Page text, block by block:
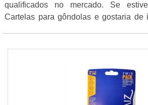
qualificados no mercado. Se
Cartelas para gôndolas e gostaria de